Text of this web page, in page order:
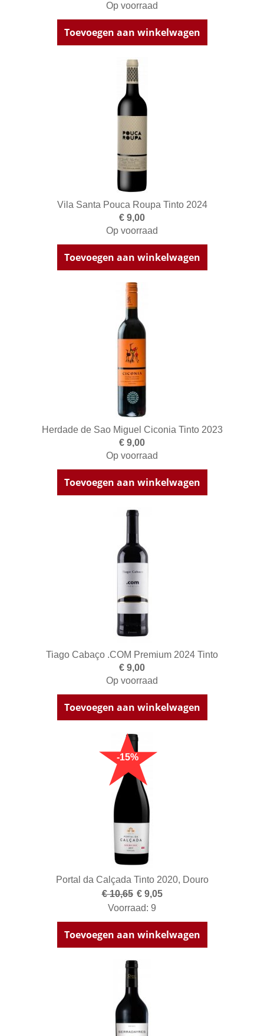
Op voorraad
Toevoegen aan winkelwagen
Vila Santa Pouca Roupa Tinto 2024
€ 9,00
Op voorraad
Toevoegen aan winkelwagen
Herdade de Sao Miguel Ciconia Tinto 2023
€ 9,00
Op voorraad
Toevoegen aan winkelwagen
Tiago Cabaço .COM Premium 2024 Tinto
€ 9,00
Op voorraad
Toevoegen aan winkelwagen
Portal da Calçada Tinto 2020, Douro
€ 10,65 € 9,05
Voorraad: 9
Toevoegen aan winkelwagen